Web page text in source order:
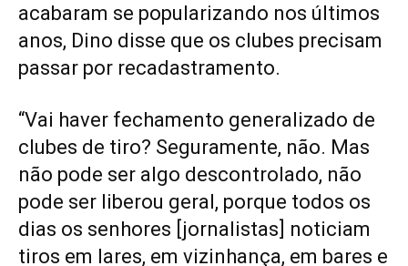
acabaram se popularizando nos últimos
anos, Dino disse que os clubes precisam
passar por recadastramento.
“Vai haver fechamento generalizado de
clubes de tiro? Seguramente, não. Mas
não pode ser algo descontrolado, não
pode ser liberou geral, porque todos os
dias os senhores [jornalistas] noticiam
tiros em lares, em vizinhança, em bares e